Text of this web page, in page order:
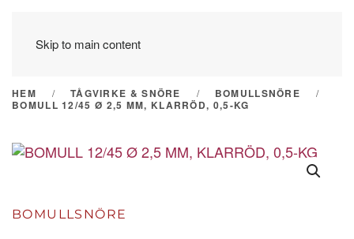
Skip to main content
HEM TÅGVIRKE & SNÖRE
BOMULLSNÖRE
BOMULL 12/45 Ø 2,5 MM, KLARRÖD, 0,5-KG
BOMULLSNÖRE